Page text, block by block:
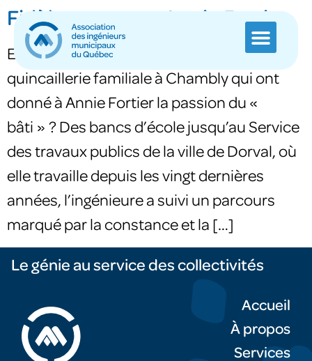
Fidèle au poste : Annie Fortier
Est-ce que ce sont les heures passées à la
quincaillerie familiale à Chambly qui ont
donné à Annie Fortier la passion du «
bâti » ? Des bancs d’école jusqu’au Service
des travaux publics de la ville de Dorval, où
elle travaille depuis les vingt dernières
années, l’ingénieure a suivi un parcours
marqué par la constance et la […]
Le génie au service des collectivités
Accueil
À propos
Services